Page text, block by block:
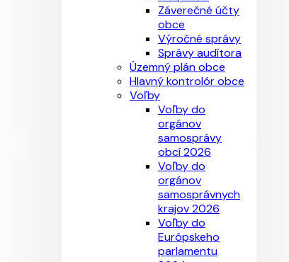
Záverečné účty
obce
Výročné správy
Správy audítora
Územný plán obce
Hlavný kontrolór obce
Voľby
Voľby do
orgánov
samosprávy
obcí 2026
Voľby do
orgánov
samosprávnych
krajov 2026
Voľby do
Európskeho
parlamentu